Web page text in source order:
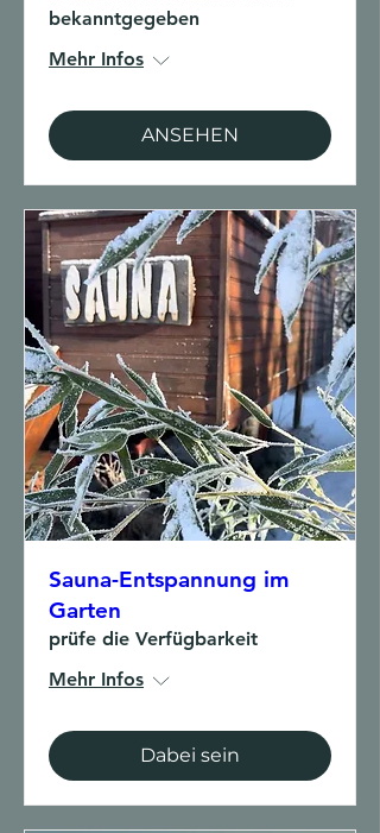
bekanntgegeben
Mehr Infos
ANSEHEN
Sauna-Entspannung im
Garten
prüfe die Verfügbarkeit
Mehr Infos
Dabei sein